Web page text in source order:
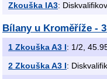
Zkouška IA3:
Bílany u Kroměříže -
1 Zkouška A3 I: 1/2,
2 Zkouška A3 I: